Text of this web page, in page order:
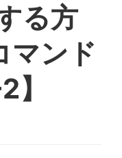
る方
マンド